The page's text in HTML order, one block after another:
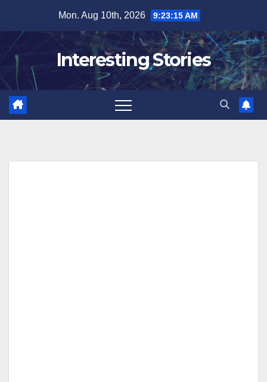
content
Mon. Aug 10th, 2026 9:23:15 AM
Interesting Stories